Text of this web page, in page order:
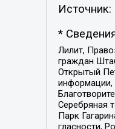
Источник:
*
Лилит,
граждан
Открытый
информации,
Серебряная
Парк
гласности,